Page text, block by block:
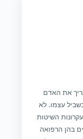
את האדם
עצמו. לא
השיטות
בהן הרפואה